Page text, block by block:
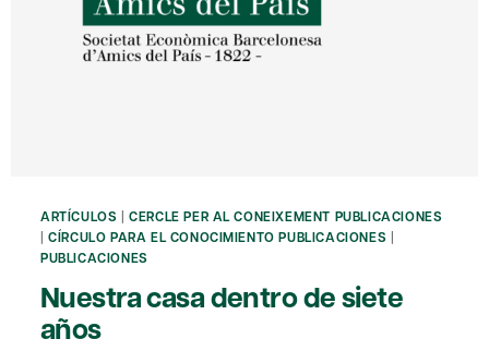
ARTÍCULOS |CERCLE PER AL CONEIXEMENT PUBLICACIONES
|CÍRCULO PARA EL CONOCIMIENTO PUBLICACIONES |
PUBLICACIONES
Nuestra casa dentro de siete
años